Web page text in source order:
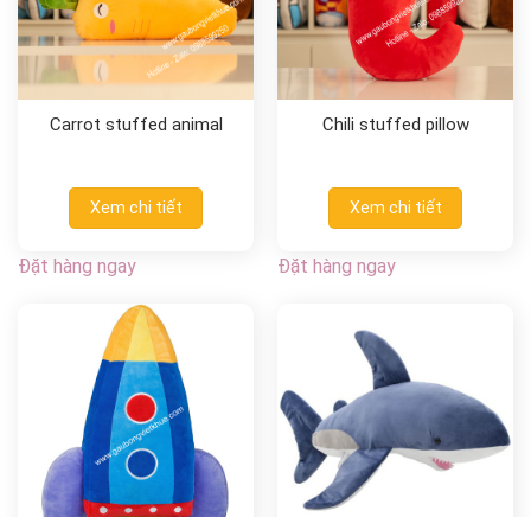
Carrot stuffed animal
Xem chi tiết
Đặt hàng ngay
Chili stuffed pillow
Xem chi tiết
Đặt hàng ngay